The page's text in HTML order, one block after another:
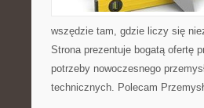
wszędzie tam, gdzie liczy się
Strona prezentuje bogatą ofertę
potrzeby nowoczesnego
technicznych. Polecam